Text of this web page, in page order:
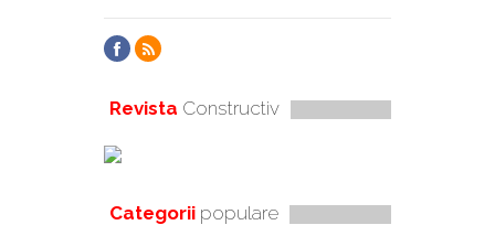
Revista Constructiv
Categorii populare